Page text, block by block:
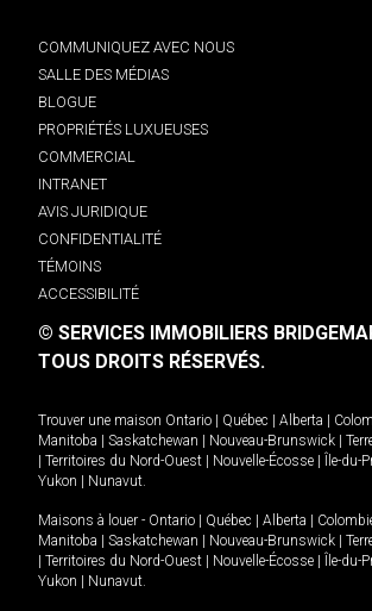
COMMUNIQUEZ AVEC NOUS
SALLE DES MÉDIAS
BLOGUE
PROPRIÉTÉS LUXUEUSES
COMMERCIAL
INTRANET
AVIS JURIDIQUE
CONFIDENTIALITÉ
TÉMOINS
ACCESSIBILITÉ
© SERVICES IMMOBILIERS
TOUS DROITS RÉSERVÉS.
Trouver une maison Ontario Québec Alberta
Manitoba
Saskatchewan Nouveau-Brunswick
Territoires du Nord-Ouest Nouvelle-Écosse Île-du-
Yukon
Nunavut.
Maisons à louer - Ontario Québec Alberta
Manitoba
Saskatchewan Nouveau-Brunswick
Territoires du Nord-Ouest Nouvelle-Écosse Île-du-
Yukon
Nunavut.